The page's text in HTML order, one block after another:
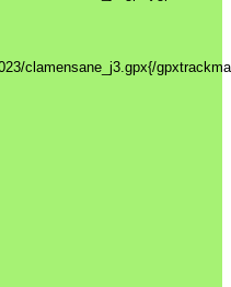
clamensane_j3.gpx{/